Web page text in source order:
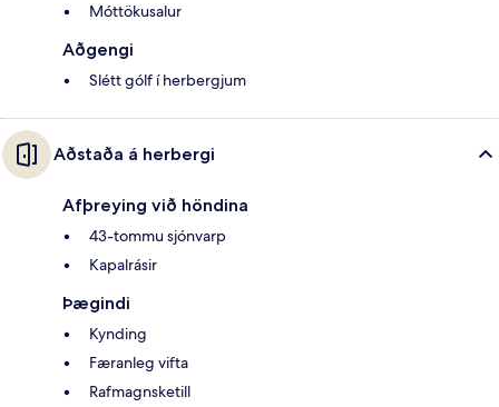
Móttökusalur
Aðgengi
Slétt gólf í herbergjum
Aðstaða á herbergi
Afþreying við höndina
43-tommu sjónvarp
Kapalrásir
Þægindi
Kynding
Færanleg vifta
Rafmagnsketill